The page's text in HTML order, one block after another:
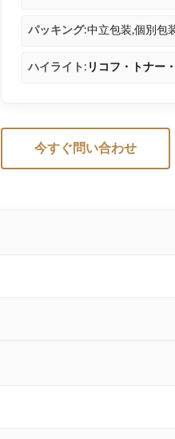
パッキング:中立包装,個別包
ハイライト: リコフ・トナー
今すぐ問い合わせ